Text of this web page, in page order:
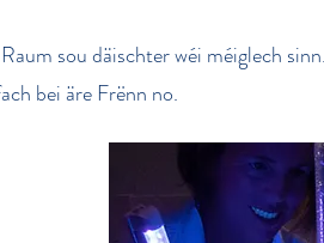
sou däischter wéi méiglech
bei äre Frënn no.